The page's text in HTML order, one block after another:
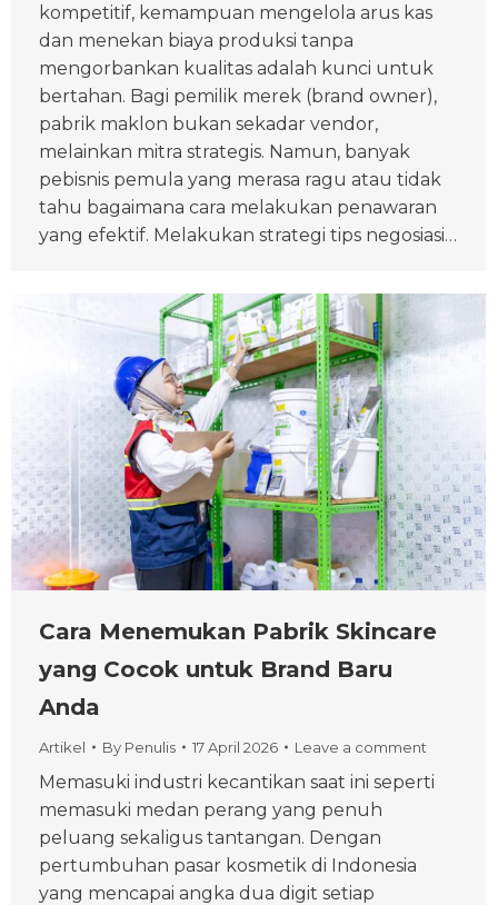
kompetitif, kemampuan mengelola arus kas
dan menekan biaya produksi tanpa
mengorbankan kualitas adalah kunci untuk
bertahan. Bagi pemilik merek (brand owner),
pabrik maklon bukan sekadar vendor,
melainkan mitra strategis. Namun, banyak
pebisnis pemula yang merasa ragu atau tidak
tahu bagaimana cara melakukan penawaran
yang efektif. Melakukan strategi tips negosiasi…
Cara Menemukan Pabrik Skincare
yang Cocok untuk Brand Baru
Anda
Artikel By Penulis 17 April 2026 Leave a comment
Memasuki industri kecantikan saat ini seperti
memasuki medan perang yang penuh
peluang sekaligus tantangan. Dengan
pertumbuhan pasar kosmetik di Indonesia
yang mencapai angka dua digit setiap